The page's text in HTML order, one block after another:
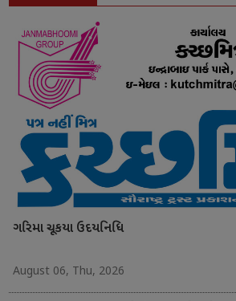
ગરિમા ચૂકયા ઉદયનિધિ
August 06, Thu, 2026